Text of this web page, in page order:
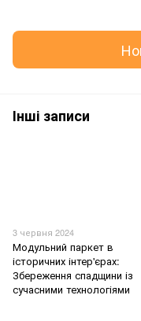
Інші записи
3 червня 2024
Модульний паркет в
історичних інтер'єрах:
Збереження спадщини із
сучасними технологіями